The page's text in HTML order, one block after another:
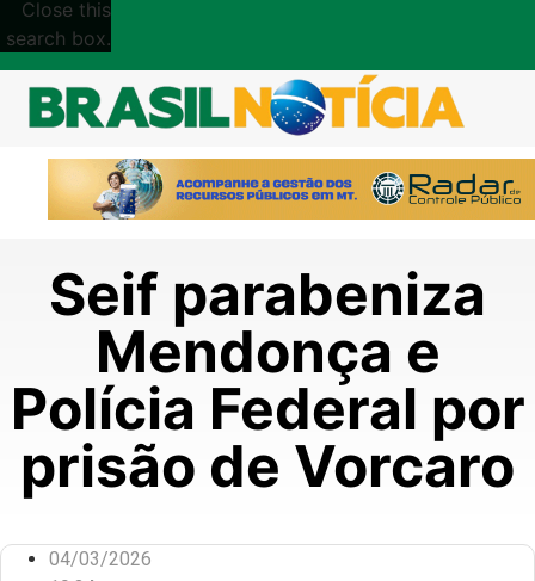
Close this
search box.
Seif parabeniza
Mendonça e
Polícia Federal por
prisão de Vorcaro
04/03/2026